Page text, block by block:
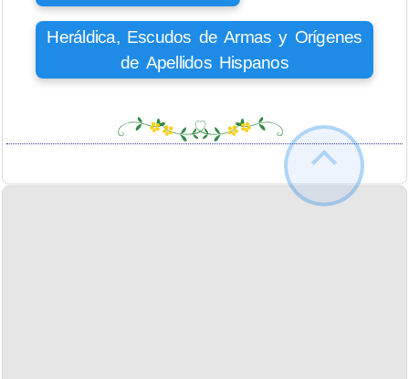
Heráldica, Escudos de Armas y Orígenes
de Apellidos Hispanos